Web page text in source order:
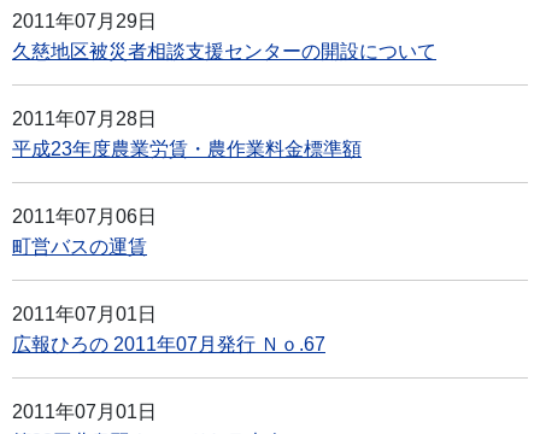
2011年07月29日
久慈地区被災者相談支援センターの開設について
2011年07月28日
平成23年度農業労賃・農作業料金標準額
2011年07月06日
町営バスの運賃
2011年07月01日
広報ひろの 2011年07月発行 Ｎｏ.67
2011年07月01日